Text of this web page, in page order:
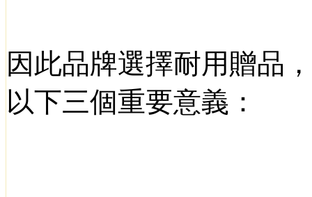
因此品牌選擇耐用贈品
以下三個重要意義：